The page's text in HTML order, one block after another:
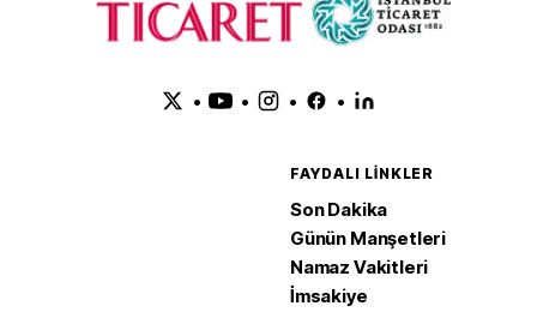
• • • •
FAYDALI LINKLER
Son Dakika
Günün Manşetleri
Namaz Vakitleri
İmsakiye